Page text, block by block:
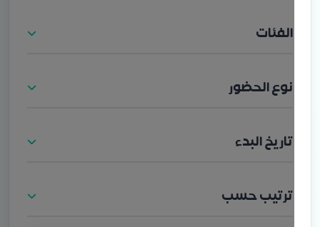
الفئات
نوع الحضور
تاريخ البدء
ترتيب حسب